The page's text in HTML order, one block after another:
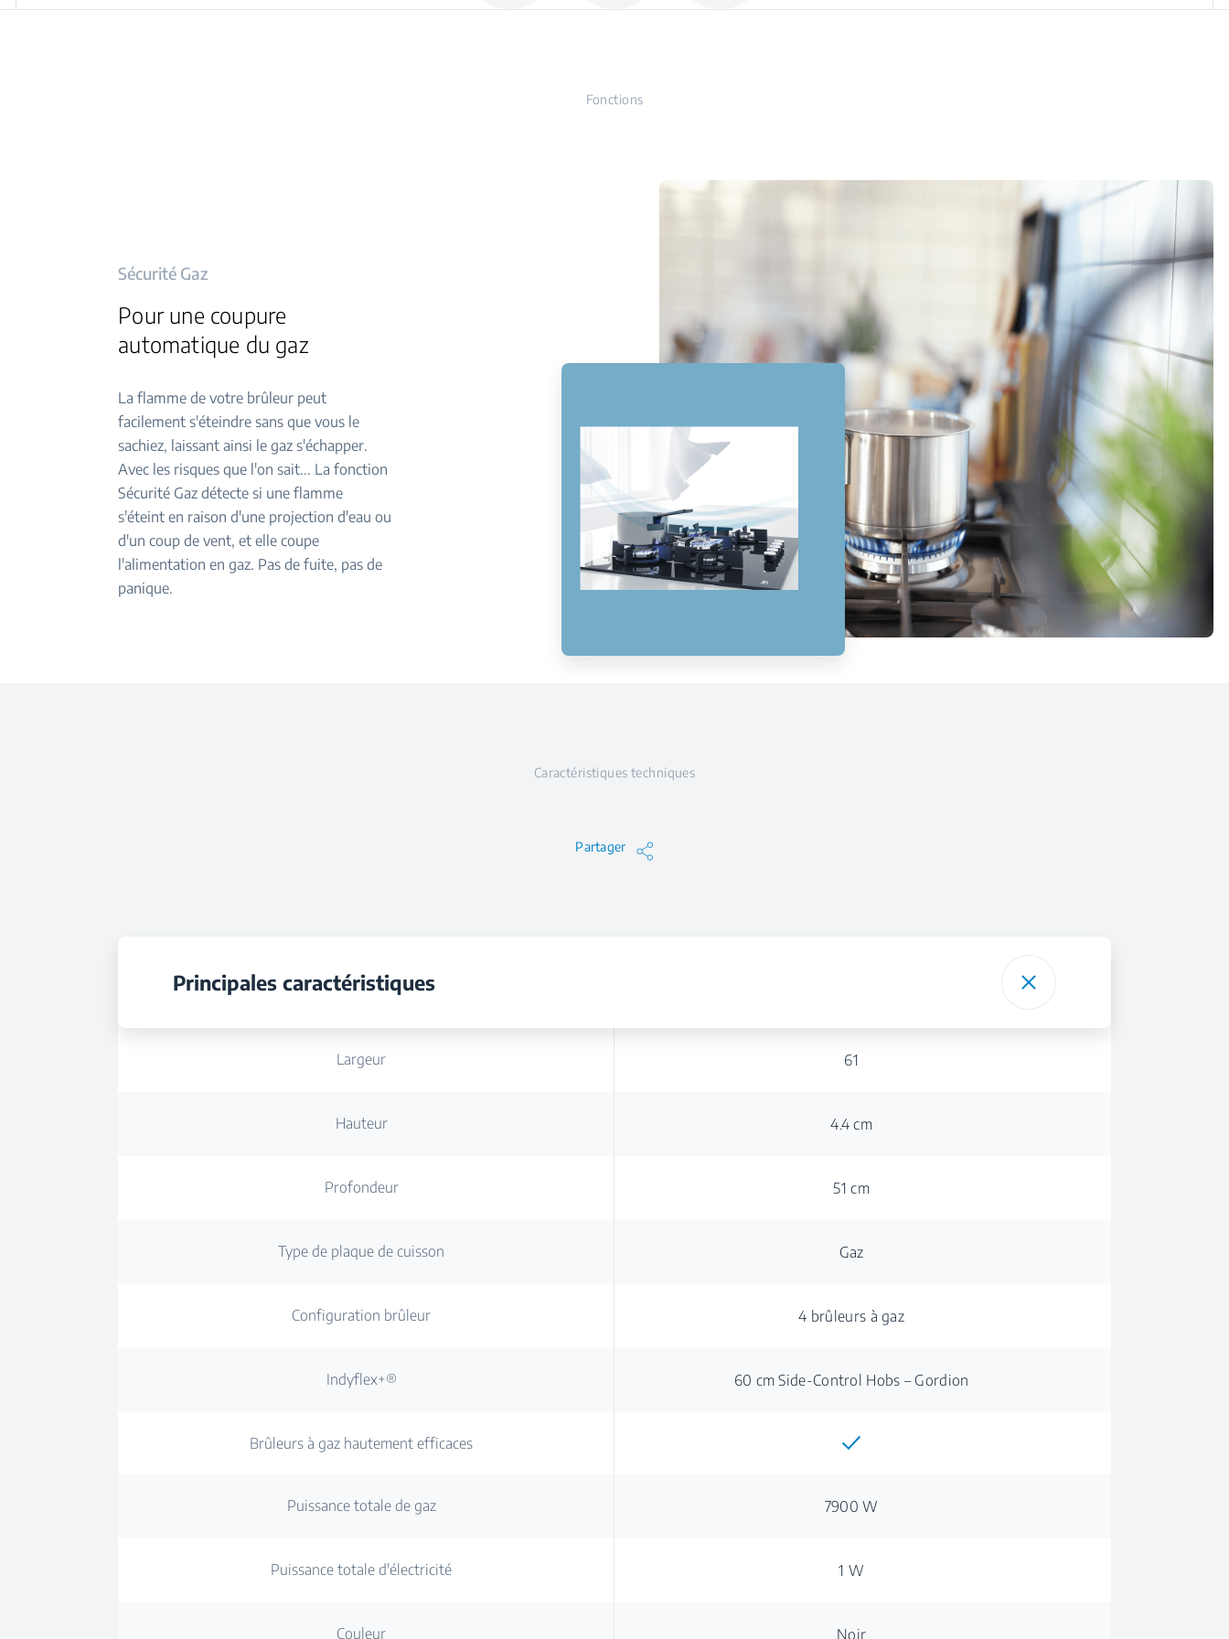
Fonctions
Sécurité Gaz
Pour une coupure
automatique du gaz
La flamme de votre brûleur peut
facilement s'éteindre sans que vous le
sachiez, laissant ainsi le gaz s'échapper.
Avec les risques que l'on sait... La fonction
Sécurité Gaz détecte si une flamme
s'éteint en raison d'une projection d'eau ou
d'un coup de vent, et elle coupe
l'alimentation en gaz. Pas de fuite, pas de
panique.
Caractéristiques techniques
Partager
Principales caractéristiques
Largeur 61
Hauteur 4.4 cm
Profondeur 51 cm
Type de plaque de cuisson Gaz
Configuration brûleur 4 brûleurs à gaz
Indyflex+® 60 cm Side-Control Hobs – Gordion
Brûleurs à gaz hautement efficaces
Puissance totale de gaz 7900 W
Puissance totale d'électricité 1 W
Couleur Noir